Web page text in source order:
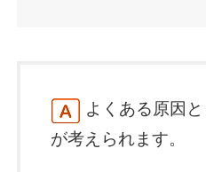
よくある原因
が考えられます。